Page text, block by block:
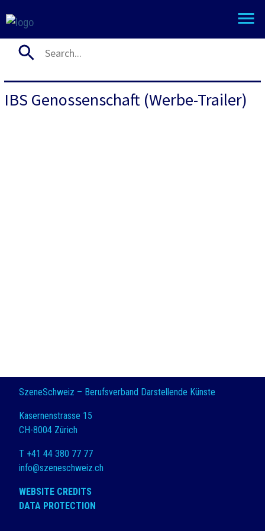
IBS Genossenschaft (Werbe-Trailer)
SzeneSchweiz – Berufsverband Darstellende Künste
Kasernenstrasse 15
CH-8004 Zürich
T +41 44 380 77 77
info@szeneschweiz.ch
WEBSITE CREDITS
DATA PROTECTION